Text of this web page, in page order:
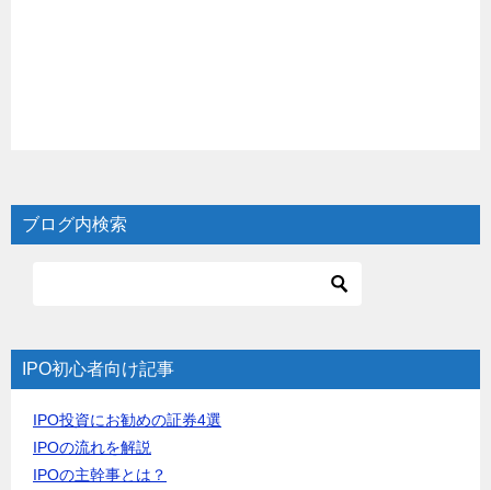
ブログ内検索
IPO初心者向け記事
IPO投資にお勧めの証券4選
IPOの流れを解説
IPOの主幹事とは？